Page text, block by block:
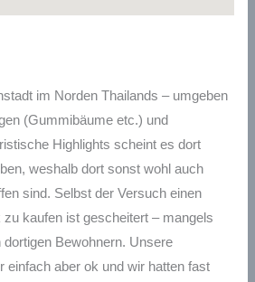
im Norden Thailands – umgeben
(Gummibäume etc.) und
Highlights scheint es dort
weshalb dort sonst wohl auch
sind. Selbst der Versuch einen
kaufen ist gescheitert – mangels
dortigen Bewohnern. Unsere
einfach aber ok und wir hatten fast